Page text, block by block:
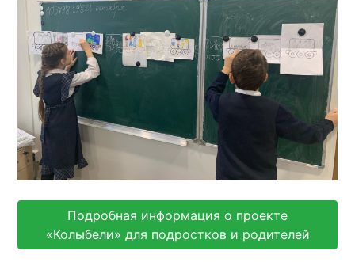
Подробная информация о проекте
«Колыбели» для подростков и родителей